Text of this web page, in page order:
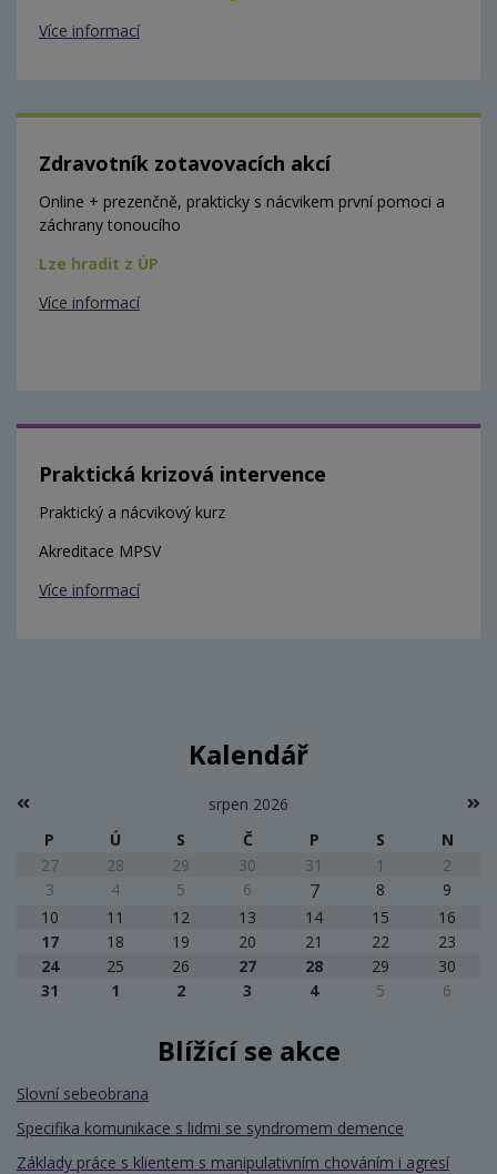
Více informací
Zdravotník zotavovacích akcí
Online + prezenčně, prakticky s nácvikem první pomoci a
záchrany tonoucího
Lze hradit z ÚP
Více informací
Praktická krizová intervence
Praktický a nácvikový kurz
Akreditace MPSV
Více informací
Kalendář
srpen 2026
P
Ú S Č P S
N
27
28 29 30 31 1
2
3
4 5 6 7 8
9
10
11 12 13 14 15
16
17
18 19 20 21 22
23
24
25 26 27 28 29
30
31
1 2 3 4 5 6
Blížící se akce
Slovní sebeobrana
Specifika komunikace s lidmi se syndromem demence
Základy práce s klientem s manipulativním chováním i agresí